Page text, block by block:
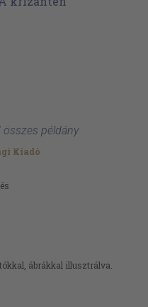
összes példány
Kiadó
ábrákkal illusztrálva.